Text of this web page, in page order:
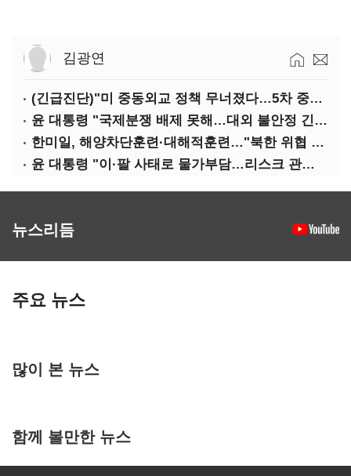
김광연
(긴급진단)"미 중동외교 정책 무너졌다…5차 중동전 가능성은 낮아"
윤 대통령 "국제분쟁 배제 못해…대외 불안정 긴밀대응"
한미일, 해양차단훈련·대해적훈련…"북한 위협 억제"
윤 대통령 "이·팔 사태로 물가부담…리스크 관리 만전 기해야"
뉴스리듬
주요 뉴스
많이 본 뉴스
함께 볼만한 뉴스